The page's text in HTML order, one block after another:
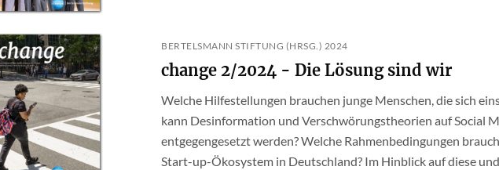
BERTELSMANN STIFTUNG (HRSG.) 2024
change 2/2024 - Die Lösung sind wir
Welche Hilfestellungen brauchen junge Menschen, die sich
kann Desinformation und Verschwörungstheorien auf Social
entgegengesetzt werden? Welche Rahmenbedingungen
Start-up-Ökosystem in Deutschland? Im Hinblick auf diese